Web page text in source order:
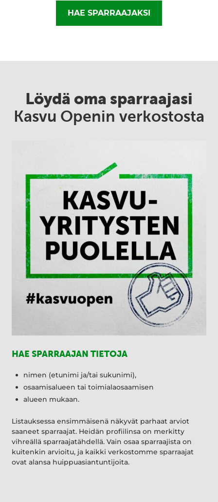
HAE SPARRAAJAKSI
Löydä oma sparraajasi
Kasvu Openin verkostosta
HAE SPARRAAJAN TIETOJA
nimen (etunimi ja/tai sukunimi),
osaamisalueen tai toimialaosaamisen
alueen mukaan.
Listauksessa ensimmäisenä näkyvät parhaat arviot
saaneet sparraajat. Heidän profiilinsa on merkitty
vihreällä sparraajatähdellä. Vain osaa sparraajista on
kuitenkin arvioitu, ja kaikki verkostomme sparraajat
ovat alansa huippuasiantuntijoita.